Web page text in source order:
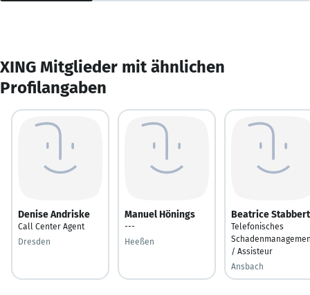
XING Mitglieder mit ähnlichen
Profilangaben
Denise Andriske
Call Center Agent
Dresden
Manuel Hönings
---
Heeßen
Beatrice Stabbert
Telefonisches
/ Assisteur
Ansbach